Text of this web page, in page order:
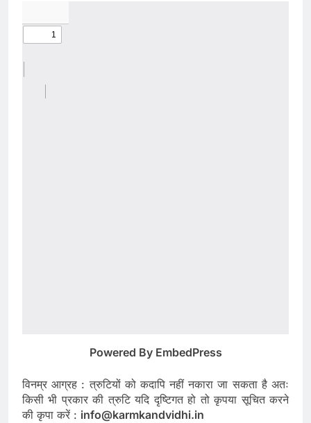
Powered By EmbedPress
विनम्र आग्रह : त्रुटियों को कदापि नहीं नकारा जा सकता है अतः
किसी भी प्रकार की त्रुटि यदि दृष्टिगत हो तो कृपया सूचित करने
की कृपा करें : info@karmkandvidhi.in